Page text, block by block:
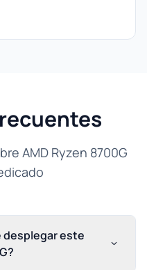
AMD Ryzen 8700G
desplegar este